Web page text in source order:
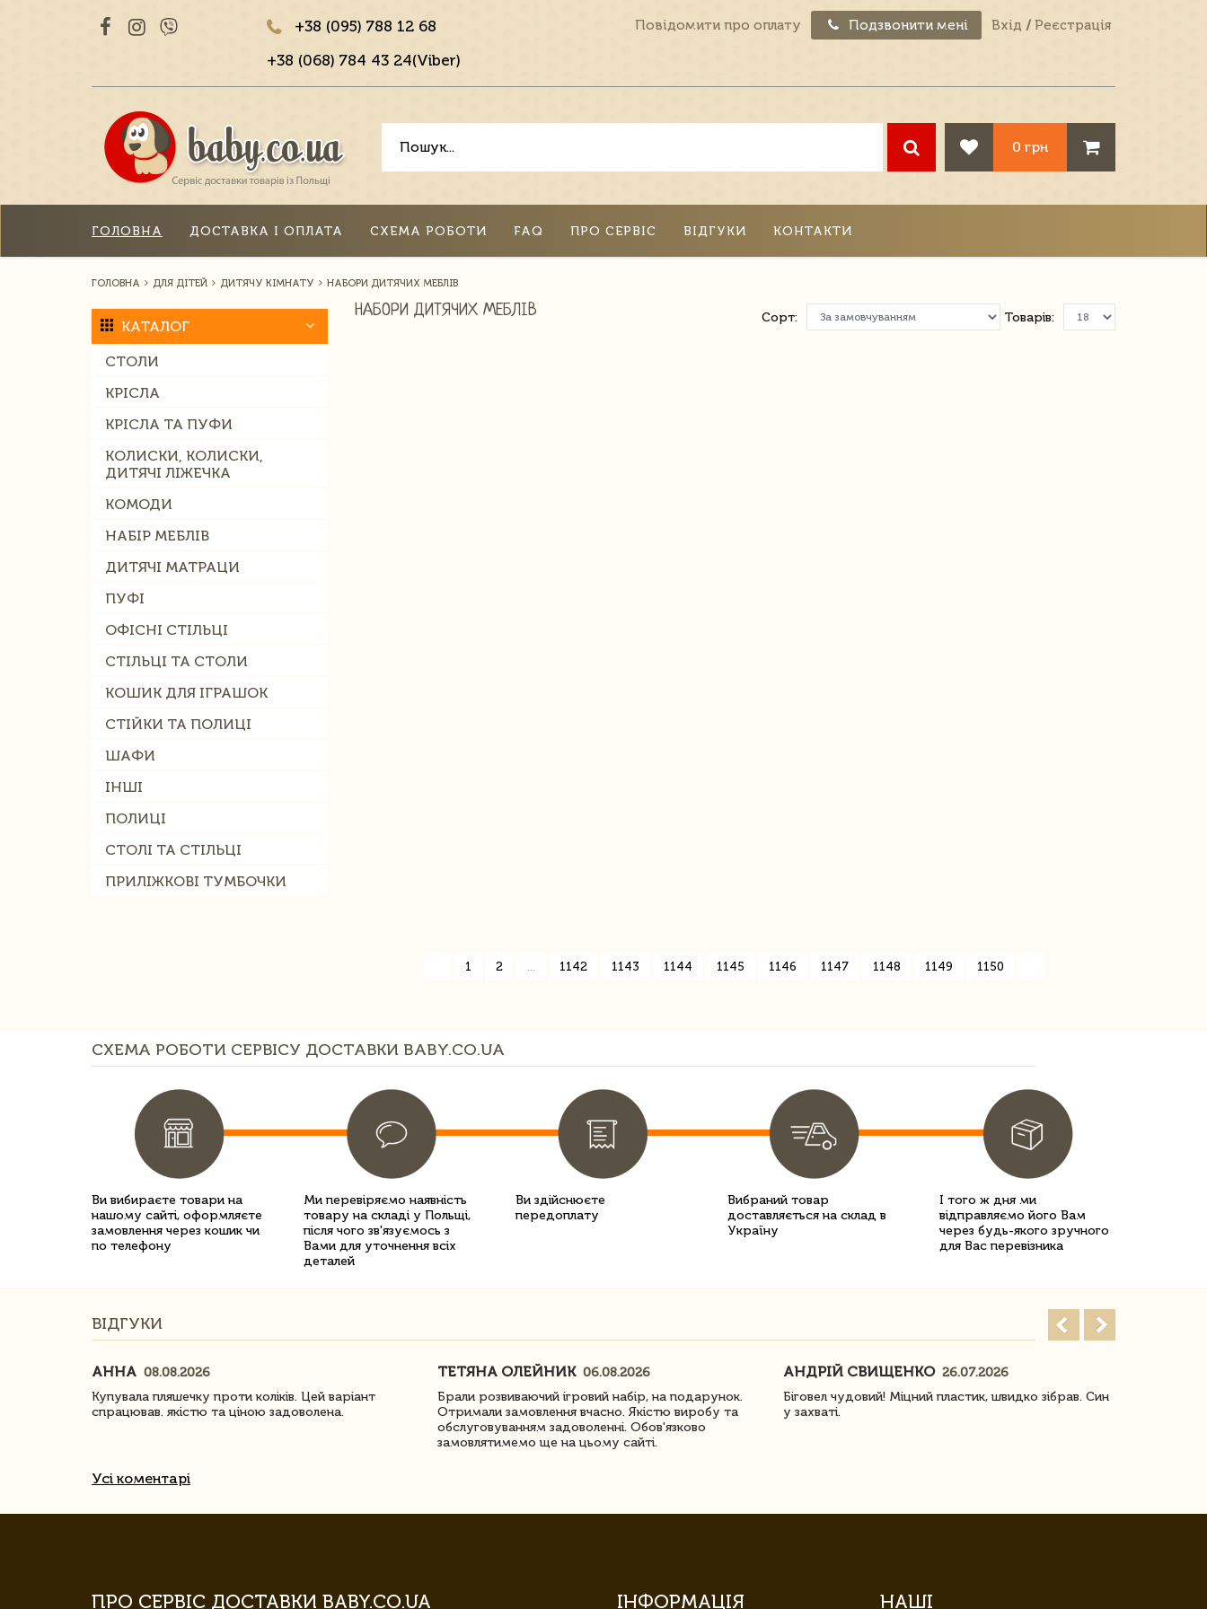
+38 (095) 788 12 68
+38 (068) 784 43 24(Viber)
Повідомити про оплату Подзвонити мені Вхід / Реєстрація
0 грн
ГОЛОВНА ДОСТАВКА І ОПЛАТА СХЕМА РОБОТИ FAQ ПРО СЕРВІС ВІДГУКИ КОНТАКТИ
ГОЛОВНА ДЛЯ ДІТЕЙ ДИТЯЧУ КІМНАТУ НАБОРИ ДИТЯЧИХ МЕБЛІВ
КАТАЛОГ
СТОЛИ
КРІСЛА
КРІСЛА ТА ПУФИ
КОЛИСКИ, КОЛИСКИ,
ДИТЯЧІ ЛІЖЕЧКА
КОМОДИ
НАБІР МЕБЛІВ
ДИТЯЧІ МАТРАЦИ
ПУФІ
ОФІСНІ СТІЛЬЦІ
СТІЛЬЦІ ТА СТОЛИ
КОШИК ДЛЯ ІГРАШОК
СТІЙКИ ТА ПОЛИЦІ
ШАФИ
ІНШІ
ПОЛИЦІ
СТОЛІ ТА СТІЛЬЦІ
ПРИЛІЖКОВІ ТУМБОЧКИ
НАБОРИ ДИТЯЧИХ МЕБЛІВ Товарів:
Сорт:
1 2 ... 1142 1143 1144 1145 1146 1147 1148 1149 1150
СХЕМА РОБОТИ СЕРВІСУ ДОСТАВКИ BABY.CO.UA
Ви вибираєте товари на
нашому сайті, оформляєте
замовлення через кошик чи
по телефону
Ми перевіряємо наявність
товару на складі у Польщі,
після чого зв'язуємось з
Вами для уточнення всіх
деталей
Ви здійснюєте
передоплату
Вибраний товар
доставляється на склад в
Україну
І того ж дня ми
відправляємо його Вам
через будь-якого зручного
для Вас перевізника
ВІДГУКИ
АННА 08.08.2026
Купувала пляшечку проти коліків. Цей варіант
спрацював. якістю та ціною задоволена.
ТЕТЯНА ОЛЕЙНИК 06.08.2026
Брали розвиваючий ігровий набір, на подарунок.
Отримали замовлення вчасно. Якістю виробу та
обслуговуванням задоволенні. Обов'язково
замовлятимемо ще на цьому сайті.
АНДРІЙ СВИЩЕНКО 26.07.2026
Біговел чудовий! Міцний пластик, швидко зібрав. Син
у захваті.
Усі коментарі
ПРО СЕРВІС ДОСТАВКИ BABY.CO.UA ІНФОРМАЦІЯ НАШІ